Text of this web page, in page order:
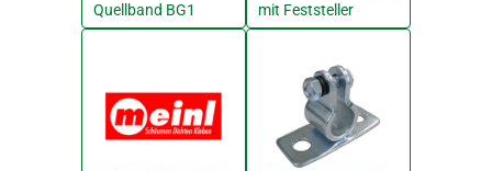
Quellband BG1
mit Feststeller